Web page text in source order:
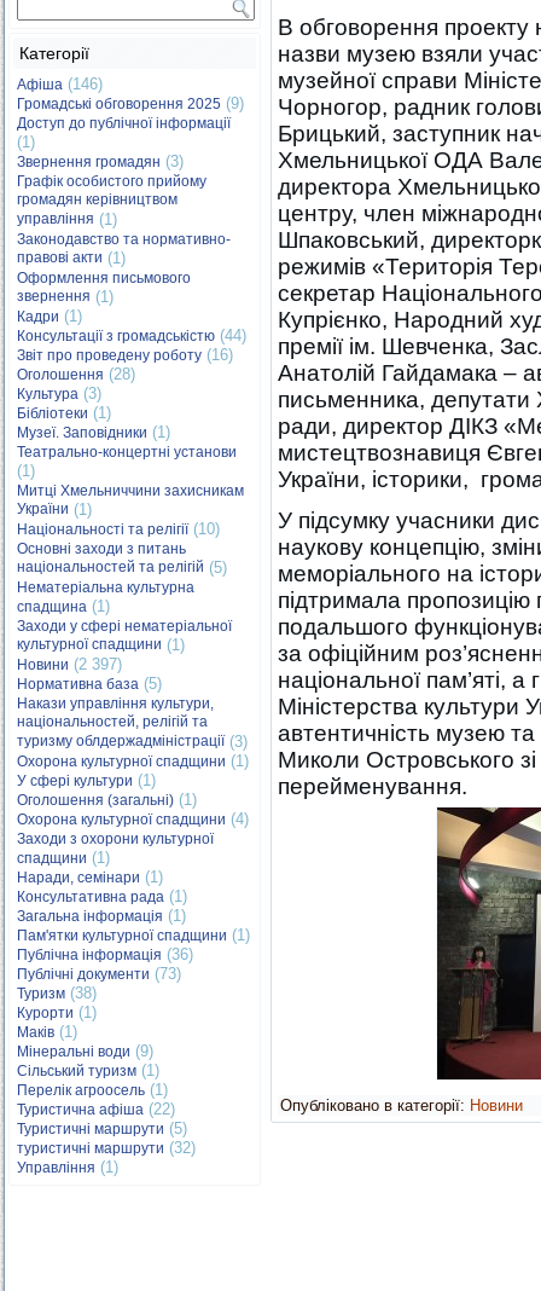
Категорії
Афіша (146)
Громадські обговорення 2025 (9)
Доступ до публічної інформації
(1)
Звернення громадян (3)
Графік особистого прийому
громадян керівництвом
управління (1)
Законодавство та нормативно-
правові акти (1)
Оформлення письмового
звернення (1)
Кадри (1)
Консультації з громадськістю (44)
Звіт про проведену роботу (16)
Оголошення (28)
Культура (3)
Бібліотеки (1)
Музеї. Заповідники (1)
Театрально-концертні установи
(1)
Митці Хмельниччини захисникам
України (1)
Національності та релігії(10)
Основні заходи з питань
національностей та релігій (5)
Нематеріальна культурна
спадщина (1)
Заходи у сфері нематеріальної
культурної спадщини (1)
Новини (2 397)
Нормативна база (5)
Накази управління культури,
національностей, релігій та
туризму облдержадміністрації(3)
Охорона культурної спадщини (1)
У сфері культури (1)
Оголошення (загальні) (1)
Охорона культурної спадщини (4)
Заходи з охорони культурної
спадщини (1)
Наради, семінари (1)
Консультативна рада (1)
Загальна інформація (1)
Пам'ятки культурної спадщини (1)
Публічна інформація (36)
Публічні документи (73)
Туризм (38)
Курорти (1)
Маків (1)
Мінеральні води (9)
Сільський туризм (1)
Перелік агроосель (1)
Туристична афіша (22)
Туристичні маршрути (5)
туристичні маршрути (32)
Управління (1)
В обговорення проекту
назви музею взяли
музейної справи
Чорногор, радник
Брицький, заступник
Хмельницької ОДА
директора
центру, член
Шпаковський,
режимів «Територія
секретар
Купрієнко, Народний
премії ім. Шевченка,
Анатолій Гайдамака –
письменника, депутати
ради, директор ДІКЗ
мистецтвознавиця
України, історики,
У підсумку учасники
наукову концепцію,
меморіального на
підтримала
подальшого
за офіційним
національної пам’яті,
Міністерства культури
автентичність музею
Миколи Островського
перейменування.
Опубліковано в категорії: Новини